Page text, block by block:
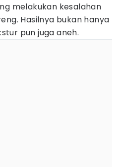
melakukan kesalahan
Hasilnya bukan hanya
pun juga aneh.